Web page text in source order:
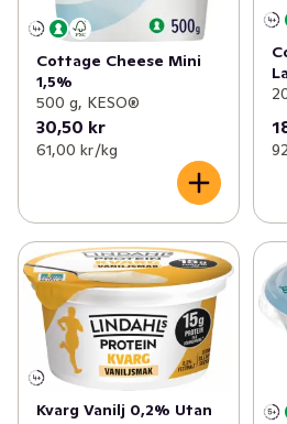
mellanmål, exempelvis vid
blågula mjölkkannan garanterar
mjölk. Kartongbägaren är gjord
pappersfiber.
Cottage Cheese Mini
1,5%
500 g, KESO®
30,50 kr
61,00 kr /kg
Kvarg Vanilj 0,2% Utan